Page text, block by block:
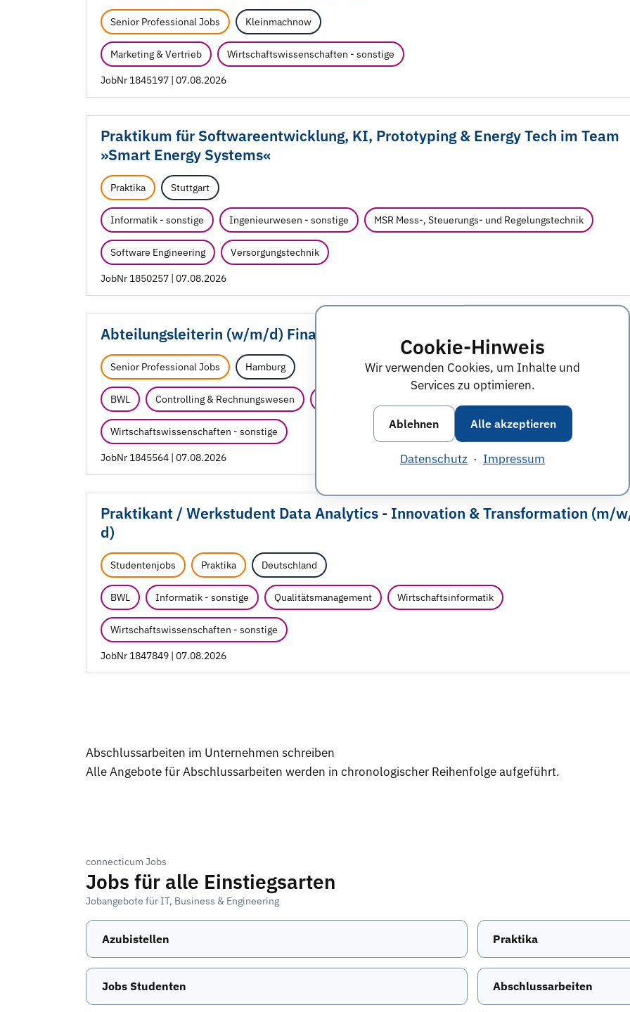
Cookie-Hinweis
Wir verwenden Cookies, um Inhalte und
Services zu optimieren.
Ablehnen Alle akzeptieren
Datenschutz · Impressum
Senior Professional Jobs Kleinmachnow
Marketing & Vertrieb Wirtschaftswissenschaften - sonstige
JobNr 1845197 | 07.08.2026
Praktikum für Softwareentwicklung, KI, Prototyping & Energy Tech im Team
»Smart Energy Systems«
Praktika Stuttgart
Informatik - sonstige Ingenieurwesen - sonstige MSR Mess-, Steuerungs- und Regelungstechnik
Software Engineering Versorgungstechnik
JobNr 1850257 | 07.08.2026
Abteilungsleiterin (w/m/d) Finanzen
Senior Professional Jobs Hamburg
BWL Controlling & Rechnungswesen
Wirtschaftswissenschaften - sonstige
JobNr 1845564 | 07.08.2026
Praktikant /Werkstudent Data Analytics - Innovation & Transformation (m/
d)
Studentenjobs Praktika Deutschland
BWL Informatik - sonstige Qualitätsmanagement Wirtschaftsinformatik
Wirtschaftswissenschaften - sonstige
JobNr 1847849 | 07.08.2026
Abschlussarbeiten im Unternehmen schreiben
Alle Angebote für Abschlussarbeiten werden in chronologischer Reihenfolge aufgeführt.
connecticum Jobs
Jobs für alle Einstiegsarten
Jobangebote für IT, Business & Engineering
Azubistellen Praktika
Jobs Studenten Abschlussarbeiten